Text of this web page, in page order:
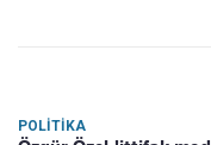
POLITIKA